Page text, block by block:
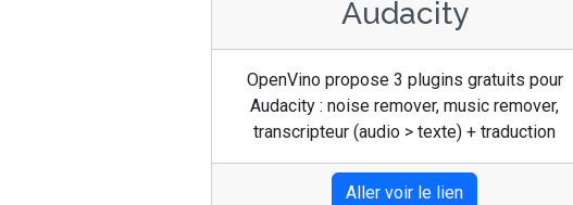
Audacity
OpenVino propose 3 plugins gratuits pour
Audacity : noise remover, music remover,
transcripteur (audio > texte) + traduction
Aller voir le lien